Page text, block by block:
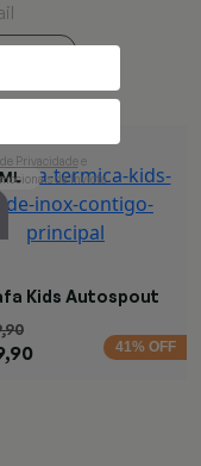
por
Kids Autospout
41% OFF
Privacidade e
da Invicta